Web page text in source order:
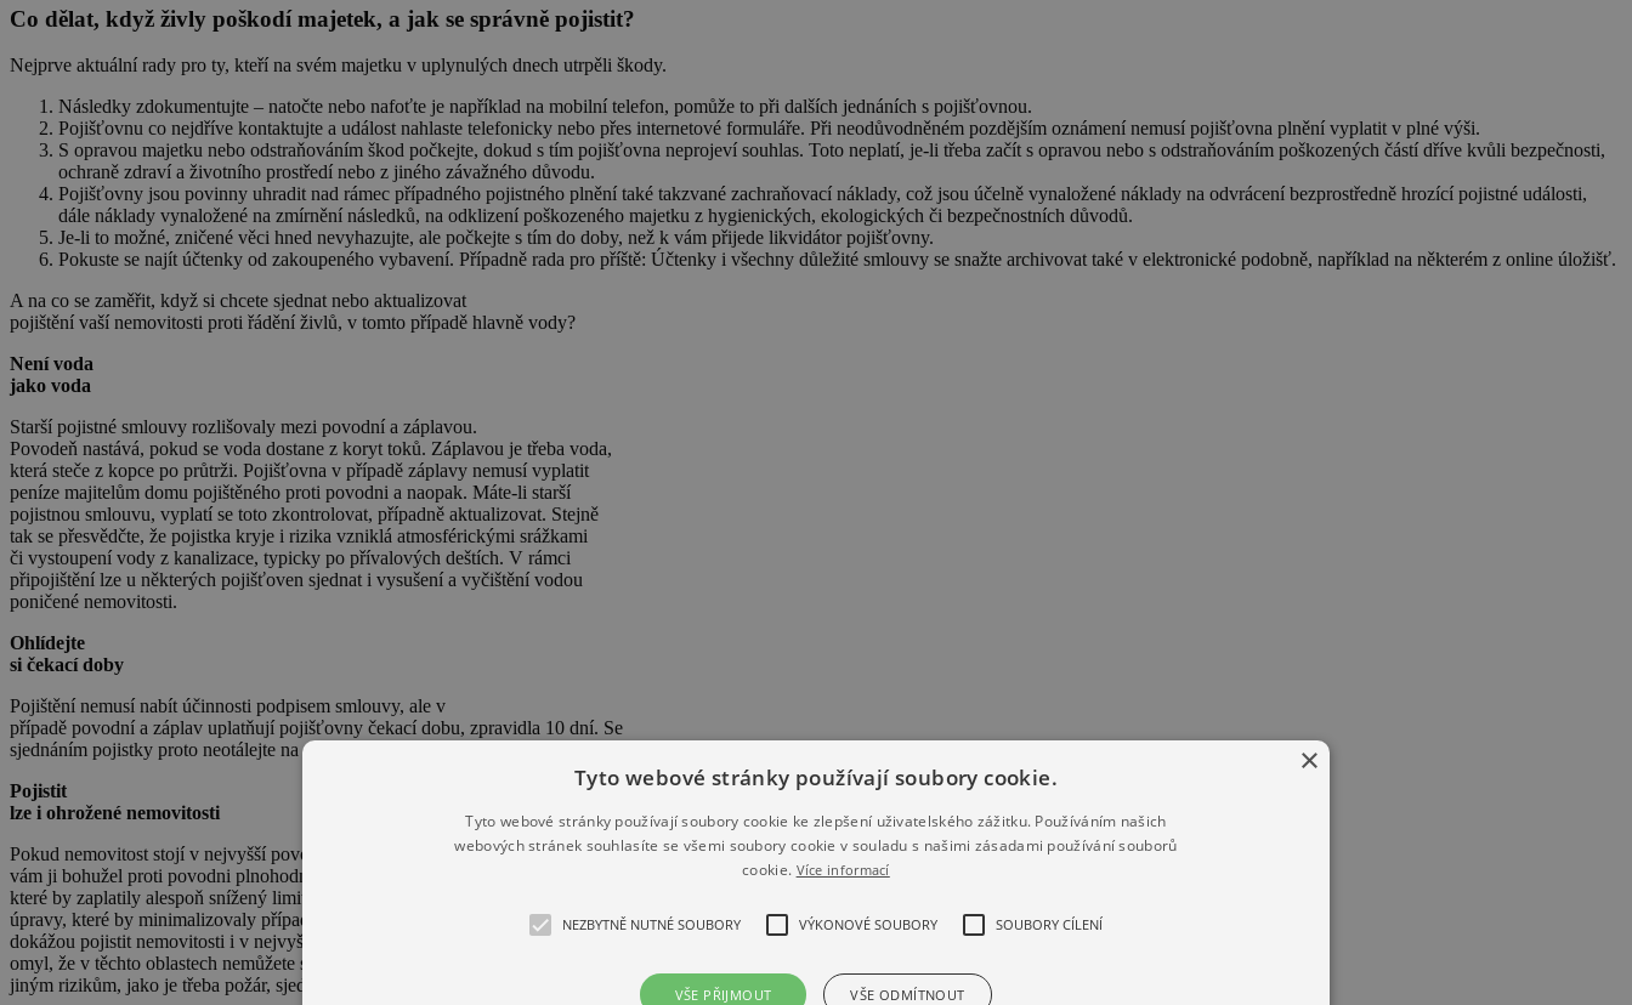
Co dělat, když živly poškodí majetek, a jak se správně pojistit?
Nejprve aktuální rady pro ty, kteří na svém majetku v uplynulých dnech utrpěli škody.
Následky zdokumentujte – natočte nebo nafoťte je například na mobilní telefon, pomůže to při dalších jednáních s pojišťovnou.
Pojišťovnu co nejdříve kontaktujte a událost nahlaste telefonicky nebo přes internetové formuláře. Při neodůvodněném pozdějším oznámení nemusí pojišťovna plnění vyplatit v plné výši.
S opravou majetku nebo odstraňováním škod počkejte, dokud s tím pojišťovna neprojeví souhlas. Toto neplatí, je-li třeba začít s opravou nebo s odstraňováním poškozených částí dříve kvůli bezpečnosti,
ochraně zdraví a životního prostředí nebo z jiného závažného důvodu.
Pojišťovny jsou povinny uhradit nad rámec případného pojistného plnění také takzvané zachraňovací náklady, což jsou účelně vynaložené náklady na odvrácení bezprostředně hrozící pojistné události,
dále náklady vynaložené na zmírnění následků, na odklizení poškozeného majetku z hygienických, ekologických či bezpečnostních důvodů.
Je-li to možné, zničené věci hned nevyhazujte, ale počkejte s tím do doby, než k vám přijede likvidátor pojišťovny.
Pokuste se najít účtenky od zakoupeného vybavení. Případně rada pro příště: Účtenky i všechny důležité smlouvy se snažte archivovat také v elektronické podobně, například na některém z online úložišť.
A na co se zaměřit, když si chcete sjednat nebo aktualizovat
pojištění vaší nemovitosti proti řádění živlů, v tomto případě hlavně vody?
Není voda
jako voda
Starší pojistné smlouvy rozlišovaly mezi povodní a záplavou.
Povodeň nastává, pokud se voda dostane z koryt toků. Záplavou je třeba voda,
která steče z kopce po průtrži. Pojišťovna v případě záplavy nemusí vyplatit
peníze majitelům domu pojištěného proti povodni a naopak. Máte-li starší
pojistnou smlouvu, vyplatí se toto zkontrolovat, případně aktualizovat. Stejně
tak se přesvědčte, že pojistka kryje i rizika vzniklá atmosférickými srážkami
či vystoupení vody z kanalizace, typicky po přívalových deštích. V rámci
připojištění lze u některých pojišťoven sjednat i vysušení a vyčištění vodou
poničené nemovitosti.
Ohlídejte
si čekací doby
Pojištění nemusí nabít účinnosti podpisem smlouvy, ale v
případě povodní a záplav uplatňují pojišťovny čekací dobu, zpravidla 10 dní. Se
sjednáním pojistky proto neotálejte na dobu, „až začne pršet.“
Pojistit
lze i ohrožené nemovitosti
Pokud nemovitost stojí v nejvyšší povodňové zóně, pojišťovny
vám ji bohužel proti povodni plnohodnotně nepojistí. Lze ale najít pojišťovny,
které by zaplatily alespoň snížený limit pojistného. Pomohou také stavební
úpravy, které by minimalizovaly případné škody. Vybrané pojišťovny takto
dokážou pojistit nemovitosti i v nejvyšší povodňové zóně. A také pozor na častý
omyl, že v těchto oblastech nemůžete svou nemovitost pojistit vůbec – proti
jiným rizikům, jako je třeba požár, sjednáte pojištění standardně.
×
Tyto webové stránky používají soubory cookie.
Tyto webové stránky používají soubory cookie ke zlepšení uživatelského zážitku. Používáním našich
webových stránek souhlasíte se všemi soubory cookie v souladu s našimi zásadami používání souborů
cookie. Více informací
NEZBYTNĚ NUTNÉ SOUBORY VÝKONOVÉ SOUBORY SOUBORY CÍLENÍ
VŠE PŘIJMOUT VŠE ODMÍTNOUT